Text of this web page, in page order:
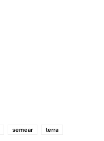
semear terra